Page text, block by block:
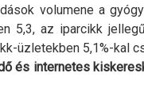
volumene a
5,3, az iparcikk
üzletekben 5,1%-kal
és internetes